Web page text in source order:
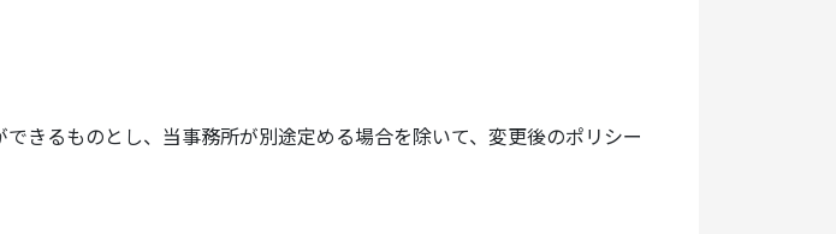
きるものとし、当事務所が別途定める場合を除いて、変更後のポリシー